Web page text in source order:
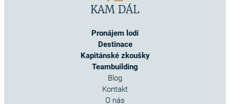
KAM DÁL
Pronájem lodí
Destinace
Kapitánské zkoušky
Teambuilding
Blog
Kontakt
O nás